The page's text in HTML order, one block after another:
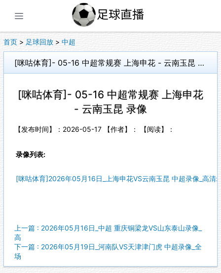
首页 > 足球回放 > 中超
[咪咕体育]- 05-16 中超常规赛 上海申花 - 云南玉昆 录像
[咪咕体育]- 05-16 中超常规赛 上海申花
- 云南玉昆 录像
【发布时间】：2026-05-17 【作者】： 【阅读】：
录像列表:
[咪咕体育]2026年05月16日_上海申花VS云南玉昆 中超录像_高清
上一篇 : 2026年05月16日_中超 重庆铜梁龙VS山东泰山录像_
高
下一篇 : 2026年05月19日_河南队VS天津津门虎 中超录像_全
场